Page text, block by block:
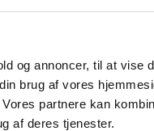
og annoncer, til at vise
brug af vores
partnere kan
af deres tjenester.